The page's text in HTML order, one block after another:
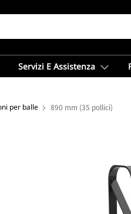
Servizi E Assistenza
per balle 890 mm (35 pollici)